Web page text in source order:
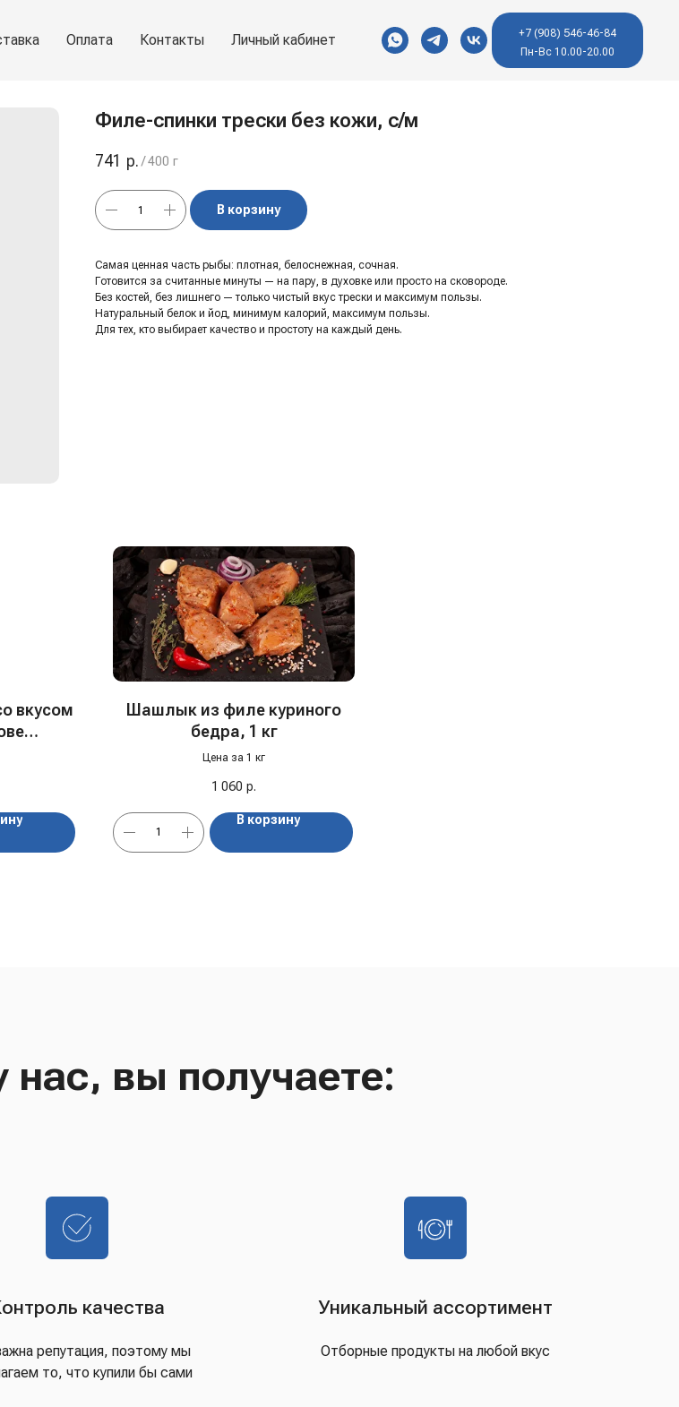
Оплата Контакты Личный кабинет
+7 (908) 546-46-84
Пн-Вс 10.00-20.00
Филе-спинки трески без кожи, с/м
741 р. /400 г
В корзину
Самая ценная часть рыбы: плотная, белоснежная, сочная.
Готовится за считанные минуты — на пару, в духовке или просто на сковороде.
Без костей, без лишнего — только чистый вкус трески и максимум пользы.
Натуральный белок и йод, минимум калорий, максимум пользы.
Для тех, кто выбирает качество и простоту на каждый день.
вкусом
Шашлык из филе куриного
бедра, 1 кг
Цена за 1 кг
1 060 р.
В корзину
нас, вы получаете:
качества
репутация, поэтому мы
то, что купили бы сами
Уникальный ассортимент
Отборные продукты на любой вкус